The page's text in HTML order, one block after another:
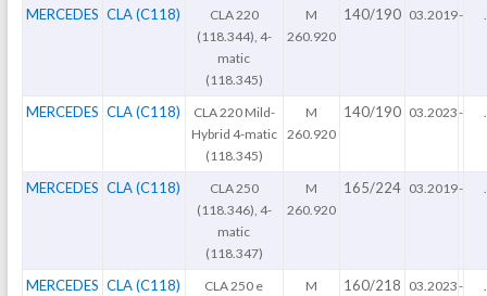
MERCEDES CLA (C118)
CLA 220
(118.344), 4-
matic
(118.345)
M
260.920
140/190 03.2019-
MERCEDES CLA (C118)
CLA 220 Mild-
Hybrid 4-matic
(118.345)
M
260.920
140/190 03.2023-
MERCEDES CLA (C118)
CLA 250
(118.346), 4-
matic
(118.347)
M
260.920
165/224 03.2019-
MERCEDES CLA (C118)
CLA 250 e
M
160/218 03.2023-